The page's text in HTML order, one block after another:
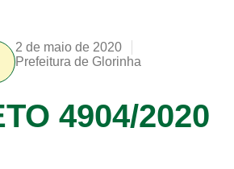
2 de maio de 2020
Prefeitura de Glorinha
4904/2020